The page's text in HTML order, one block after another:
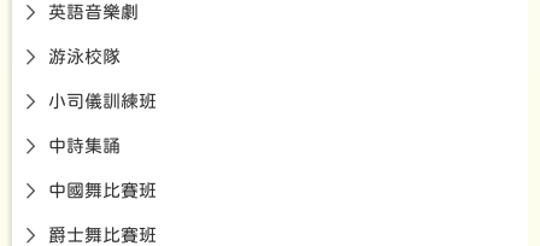
英語音樂劇
游泳校隊
小司儀訓練班
中詩集誦
中國舞比賽班
爵士舞比賽班